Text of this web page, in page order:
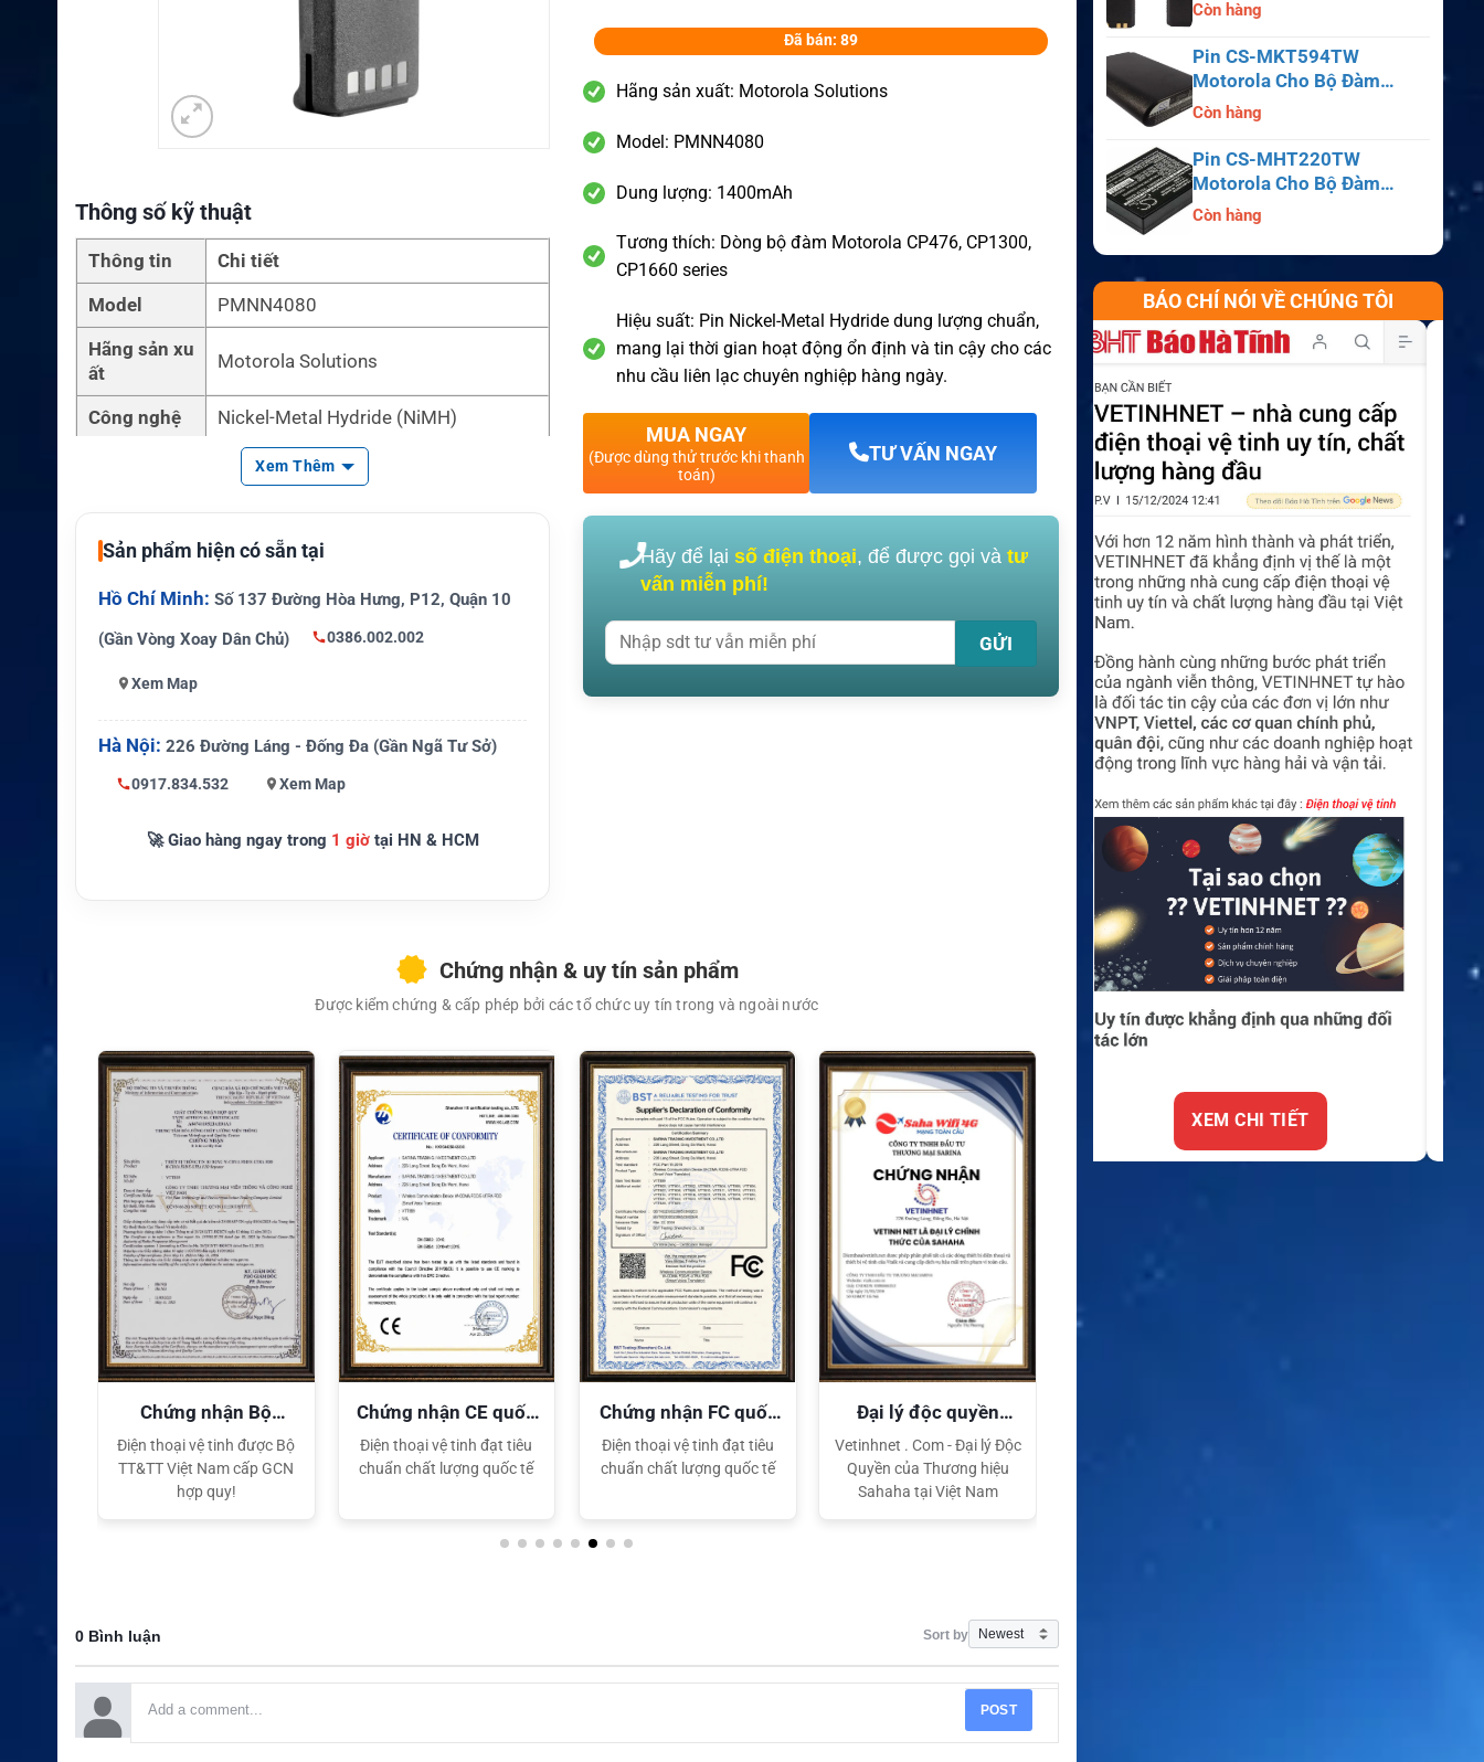
Thông số kỹ thuật
Thông tin
Chi tiết
Model
PMNN4080
Hãng sản xu
ất
Motorola Solutions
Công nghệ
Nickel-Metal Hydride (NiMH)
1400mAh
ổi bật
h, giá thành hợp lý
Ứng dụng
Bán lẻ, dịch vụ khách hàng, quản lý sự ki
Xem Thêm
Sản phẩm hiện có sẵn tại
Hồ Chí Minh: Số 137 Đường Hòa Hưng, P12, Quận 10
(Gần Vòng Xoay Dân Chủ)
0386.002.002
Xem Map
Hà Nội: 226 Đường Láng - Đống Đa (Gần Ngã Tư Sở)
0917.834.532 Xem Map
🚀 Giao hàng ngay trong 1 giờtại HN & HCM
Đã bán: 89
Hãng sản xuất: Motorola Solutions
Model: PMNN4080
Dung lượng: 1400mAh
Tương thích: Dòng bộ đàm Motorola CP476, CP1300,
CP1660 series
Hiệu suất: Pin Nickel-Metal Hydride dung lượng chuẩn,
mang lại thời gian hoạt động ổn định và tin cậy cho các
nhu cầu liên lạc chuyên nghiệp hàng ngày.
MUA NGAY
(Được dùng thử trước khi thanh
toán)
TƯ VẤN NGAY
Hãy để lạisố điện thoại, để được gọi vàtư
vấn miễn phí!
Chứng nhận & uy tín sản phẩm
Được kiểm chứng & cấp phép bởi các tổ chức uy tín trong và ngoài nước
Chứng nhận Bộ
TT&TT
Điện thoại vệ tinh được Bộ
TT&TT Việt Nam cấp GCN
hợp quy!
Chứng nhận CE quốc
tế
Điện thoại vệ tinh đạt tiêu
chuẩn chất lượng quốc tế
Chứng nhận FC quốc
tế
Điện thoại vệ tinh đạt tiêu
chuẩn chất lượng quốc tế
Đại lý độc quyền
Sahaha
Vetinhnet . Com - Đại lý Độc
Quyền của Thương hiệu
Sahaha tại Việt Nam
0 Bình luận Sort by
POST
APX8000, SRX2200
Còn hàng
Pin CS-MKT594TW
Motorola Cho Bộ Đàm
Astro Saber, MX1000,
Còn hàng
Pin CS-MHT220TW
Motorola Cho Bộ Đàm
MT700, HT210, HT220,
Còn hàng
BÁO CHÍ NÓI VỀ CHÚNG TÔI
XEM CHI TIẾT XEM CHI TIẾT XEM CHI TIẾT XEM CHI TIẾT